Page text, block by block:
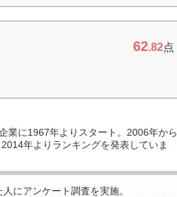
62.82点
業に1967年よりスタート。2006年から
年よりランキングを発表していま
人にアンケート調査を実施。